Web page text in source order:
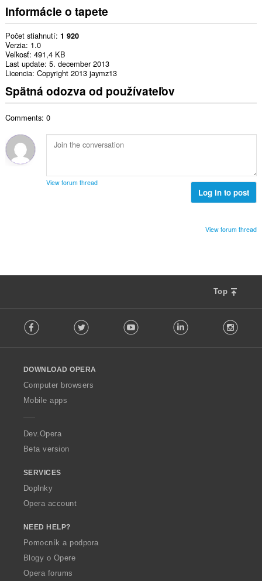
Informácie o tapete
Počet stiahnutí 1 920
Verzia 1.0
Veľkosť 491,4 KB
Last update 5. december 2013
Licencia Copyright 2013 jaymz13
Spätná odozva od používateľov
Comments: 0
View forum thread
Log in to post
View forum thread
Top
o
w
O
p
a
Facebook Twitter Youtube LinkedIn
DOWNLOAD OPERA
Computer browsers
Mobile apps
Dev.Opera
Beta version
SERVICES
Doplnky
Opera account
NEED HELP?
Pomocník a podpora
Blogy o Opere
Opera forums